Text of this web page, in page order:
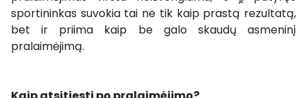
sportininkas suvokia tai ne tik kaip prastą rezultatą,
bet ir priima kaip be galo skaudų asmeninį
pralaimėjimą.